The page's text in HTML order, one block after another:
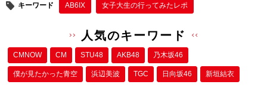
キーワード AB6IX 女子大生の行ってみたレポ
人気のキーワード
CMNOW CM STU48 AKB48 乃木坂46
僕が⾒たかった⻘空 浜辺美波 TGC 日向坂46 新垣結衣